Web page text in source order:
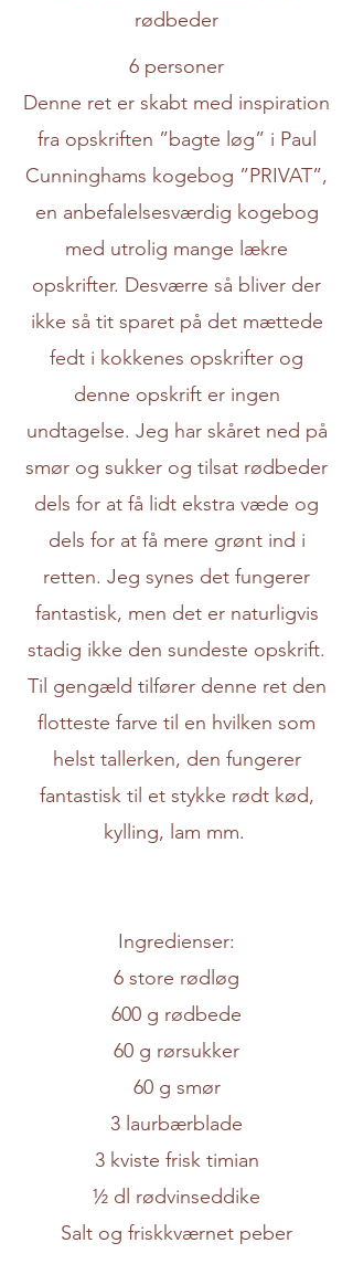
rødbeder
6 personer
Denne ret er skabt med inspiration
fra opskriften ”bagte løg” i Paul
Cunninghams kogebog ”PRIVAT”,
en anbefalelsesværdig kogebog
med utrolig mange lækre
opskrifter. Desværre så bliver der
ikke så tit sparet på det mættede
fedt i kokkenes opskrifter og
denne opskrift er ingen
undtagelse. Jeg har skåret ned på
smør og sukker og tilsat rødbeder
dels for at få lidt ekstra væde og
dels for at få mere grønt ind i
retten. Jeg synes det fungerer
fantastisk, men det er naturligvis
stadig ikke den sundeste opskrift.
Til gengæld tilfører denne ret den
flotteste farve til en hvilken som
helst tallerken, den fungerer
fantastisk til et stykke rødt kød,
kylling, lam mm.
Ingredienser:
6 store rødløg
600 g rødbede
60 g rørsukker
60 g smør
3 laurbærblade
3 kviste frisk timian
½ dl rødvinseddike
Salt og friskkværnet peber